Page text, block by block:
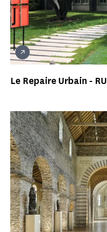
Le Repaire Urbain - RU